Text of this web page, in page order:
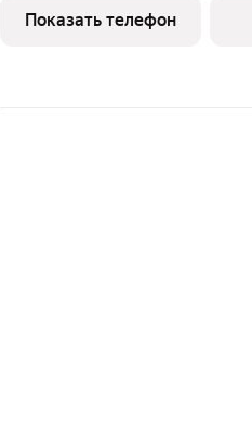
вы оцените: Заселение 24/7 заезжайте в любое время, даже
ночью
Показать телефон